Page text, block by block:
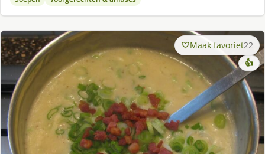
Maak favoriet22
👍